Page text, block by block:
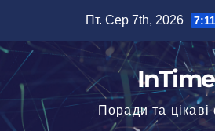
вмісту
Пт. Сер 7th, 2026
InTime
Поради та